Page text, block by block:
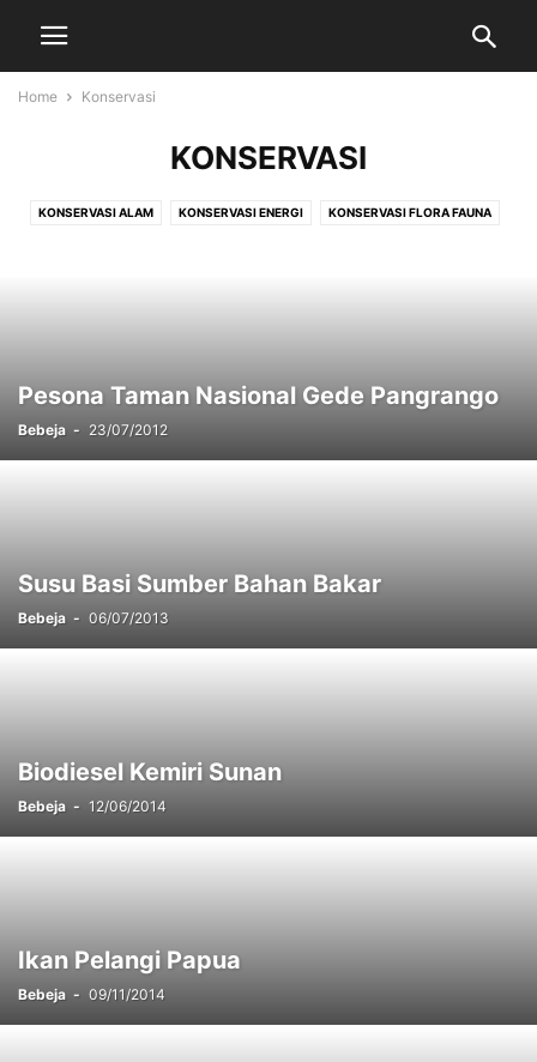
Home Konservasi
KONSERVASI
KONSERVASI ALAM KONSERVASI ENERGI KONSERVASI FLORA FAUNA
Pesona Taman Nasional Gede Pangrango
Bebeja - 23/07/2012
Susu Basi Sumber Bahan Bakar
Bebeja - 06/07/2013
Biodiesel Kemiri Sunan
Bebeja - 12/06/2014
Ikan Pelangi Papua
Bebeja - 09/11/2014